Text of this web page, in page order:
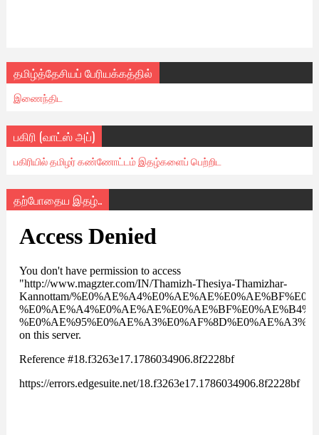
தமிழ்த்தேசியப் பேரியக்கத்தில்
இணைந்திட
பகிரி (வாட்ஸ் அப்)
பகிரியில் தமிழர் கண்ணோட்டம் இதழ்களைப் பெற்றிட
தற்போதைய இதழ்..